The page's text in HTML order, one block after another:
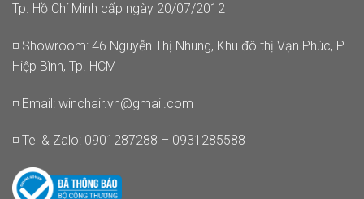
Tp. Hồ Chí Minh cấp ngày 20/07/2012
◽ Showroom: 46 Nguyễn Thị Nhung, Khu đô thị Vạn Phúc, P.
Hiệp Bình, Tp. HCM
◽ Email: winchair.vn@gmail.com
◽ Tel & Zalo: 0901287288 – 0931285588